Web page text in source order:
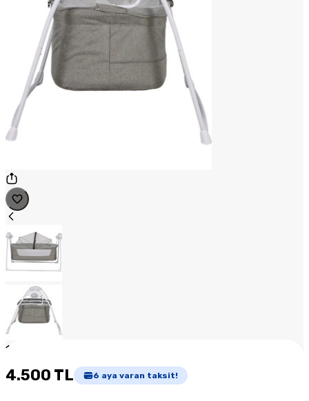
1
4.500 TL 6 aya varan taksit!